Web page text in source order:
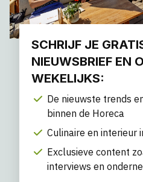
SCHRIJF JE
NIEUWSBRIEF EN
WEKELIJKS:
De nieuwste trends
binnen de Horeca
Culinaire en interieur
Exclusieve content
interviews en